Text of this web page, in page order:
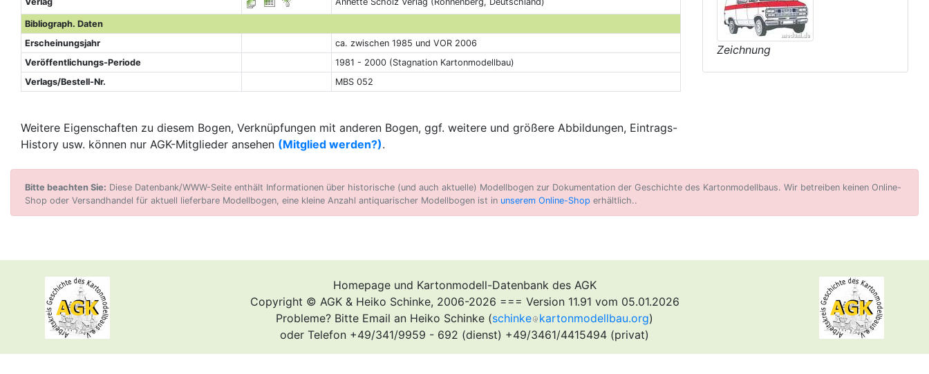
Bibliograph. Daten
Erscheinungsjahr
ca. zwischen 1985 und VOR 2006
Veröffentlichungs-Periode
1981 - 2000 (Stagnation Kartonmodellbau)
Verlags/Bestell-Nr.
MBS 052
Weitere Eigenschaften zu diesem Bogen, Verknüpfungen mit anderen Bogen, ggf. weitere und größere Abbildungen, Eintrags-
History usw. können nur AGK-Mitglieder ansehen (Mitglied werden?).
Zeichnung
Bitte beachten Sie: Diese Datenbank/WWW-Seite enthält Informationen über historische (und auch aktuelle) Modellbogen zur Dokumentation der Geschichte des Kartonmodellbaus. Wir betreiben keinen Online-
Shop oder Versandhandel für aktuell lieferbare Modellbogen, eine kleine Anzahl antiquarischer Modellbogen ist in unserem Online-Shop erhältlich..
Homepage und Kartonmodell-Datenbank des AGK
Copyright © AGK & Heiko Schinke, 2006-2026 === Version 11.91 vom 05.01.2026
Probleme? Bitte Email an Heiko Schinke (schinke kartonmodellbau.org)
oder Telefon +49/341/9959 - 692 (dienst) +49/3461/4415494 (privat)